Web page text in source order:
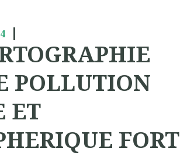
POLLUTION
ET
FORT